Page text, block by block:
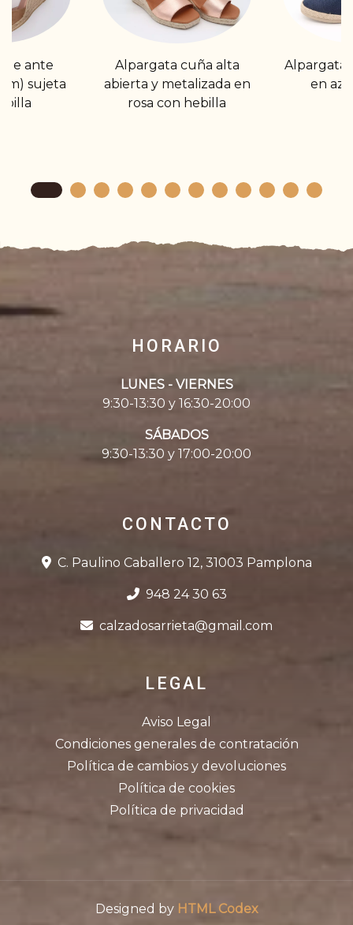
de ante
sujeta
Alpargata cuña alta
abierta y metalizada en
rosa con hebilla
Alpargata
en
HORARIO
LUNES - VIERNES
9:30-13:30 y 16:30-20:00
SÁBADOS
9:30-13:30 y 17:00-20:00
CONTACTO
C. Paulino Caballero 12, 31003 Pamplona
948 24 30 63
calzadosarrieta@gmail.com
LEGAL
Aviso Legal
Condiciones generales de contratación
Política de cambios y devoluciones
Política de cookies
Política de privacidad
Designed by HTML Codex